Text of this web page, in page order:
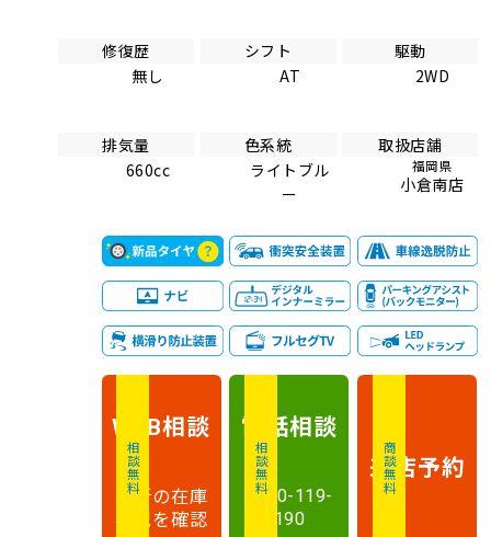
修復歴
無し
シフト
AT
駆動
2WD
排気量
660cc
色系統
ライトブル
ー
取扱店舗
福岡県
小倉南店
相談無料
WEB相談
最新の在庫
状況を確認
相談無料
電話相談
0120-119-
190
商談無料
来店予約